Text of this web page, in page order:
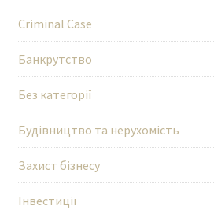
Criminal Case
Банкрутство
Без категорії
Будівництво та нерухомість
Захист бізнесу
Інвестиції